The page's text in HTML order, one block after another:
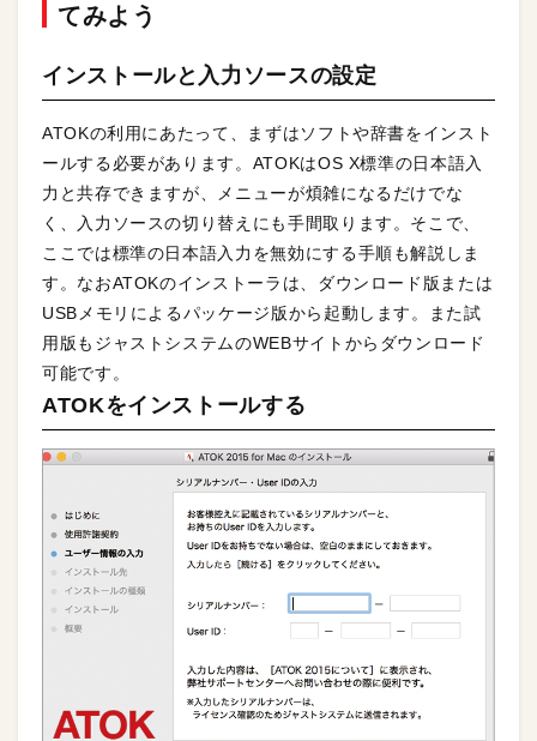
てみよう
インストールと入力ソースの設定
ATOKの利用にあたって、まずはソフトや辞書をインスト
ールする必要があります。ATOKはOS X標準の日本語入
力と共存できますが、メニューが煩雑になるだけでな
く、入力ソースの切り替えにも手間取ります。そこで、
ここでは標準の日本語入力を無効にする手順も解説しま
す。なおATOKのインストーラは、ダウンロード版または
USBメモリによるパッケージ版から起動します。また試
用版もジャストシステムのWEBサイトからダウンロード
可能です。
ATOKをインストールする